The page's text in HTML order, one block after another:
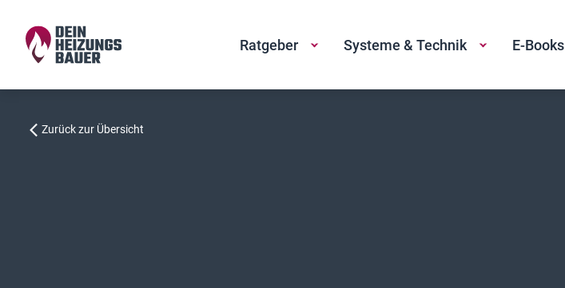
Ratgeber Systeme & Technik E-Books
Zurück zur Übersicht